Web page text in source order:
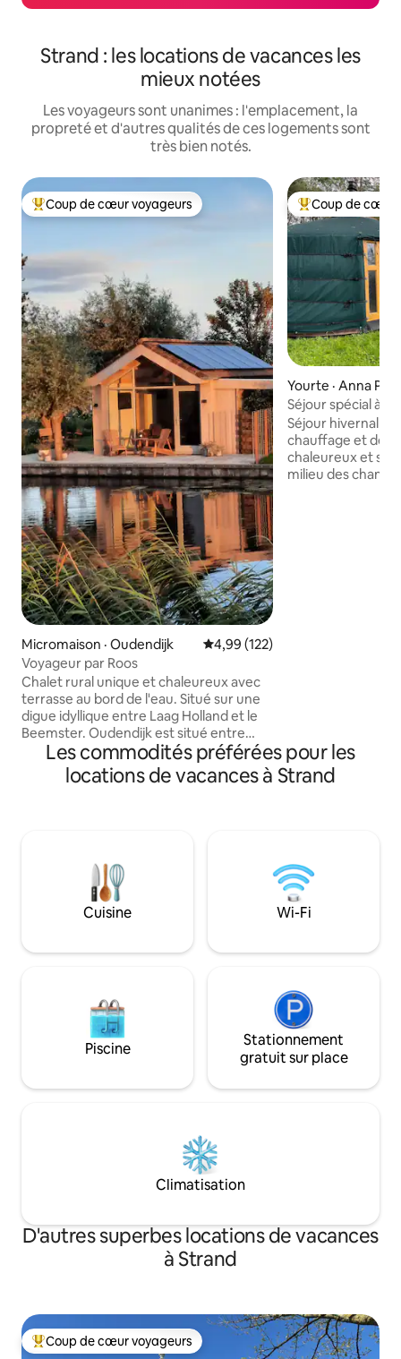
Strand : les locations de vacances les
mieux notées
Les voyageurs sont unanimes : l'emplacement, la
propreté et d'autres qualités de ces logements sont
très bien notés.
Coup de cœur voyageurs parmi les plus aimés
Coup de cœur voyageurs
Micromaison · Oudendijk Note moyenne de 4,99 sur 5,
4,99 (122)
Voyageur par Roos
Chalet rural unique et chaleureux avec
terrasse au bord de l'eau. Situé sur une
digue idyllique entre Laag Holland et le
Beemster. Oudendijk est situé entre
Hoorn et Alkmaar. À 30 km
d'Amsterdam. Le chalet : canapé, table à
manger avec 2 chaises. Cuisine avec
un ensemble bistrot. Abri pour garer la
voiture et les vélos. Itinéraires de
randonnée/vélo et divers
Coup de cœur
Coup de cœur
Yourte · Anna
Séjour spécial à
champs de bulbes
Séjour hivernal
chauffage et
chaleureux et
milieu des
Les commodités préférées pour les
locations de vacances à Strand
Cuisine Wi-Fi
Piscine
Stationnement
gratuit sur place
Climatisation
D'autres superbes locations de vacances
à Strand
Coup de cœur voyageurs parmi les plus aimés
Coup de cœur voyageurs